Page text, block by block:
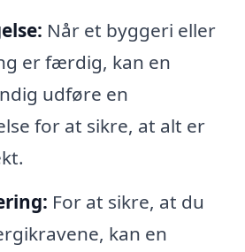
Når et byggeri eller
er færdig, kan en
udføre en
for at sikre, at alt er
For at sikre, at du
kan en